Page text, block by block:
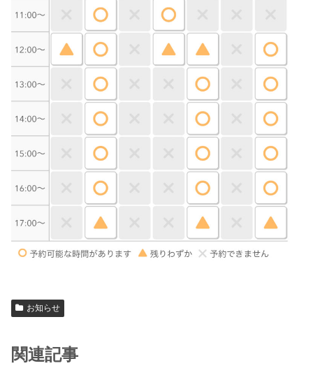
お知らせ
関連記事